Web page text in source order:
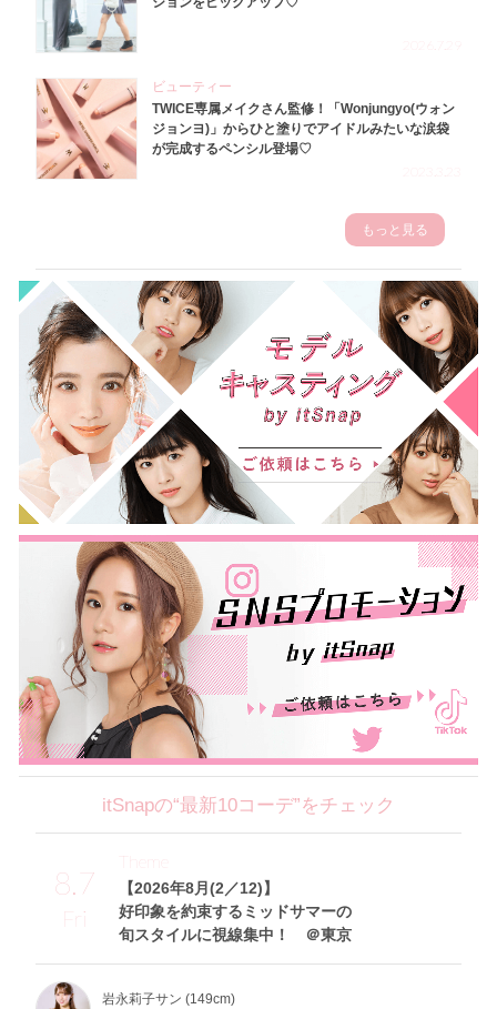
ビューティー
TWICE専属メイクさん監修！「Wonjungyo(ウォン
ジョンヨ)」からひと塗りでアイドルみたいな涙袋
が完成するペンシル登場♡
もっと見る
itSnapの“最新10コーデ”をチェック
8.7
Fri
【2026年8月(2／12)】
好印象を約束するミッドサマーの
旬スタイルに視線集中！ ＠東京
Theme
岩永莉子サン (149cm)